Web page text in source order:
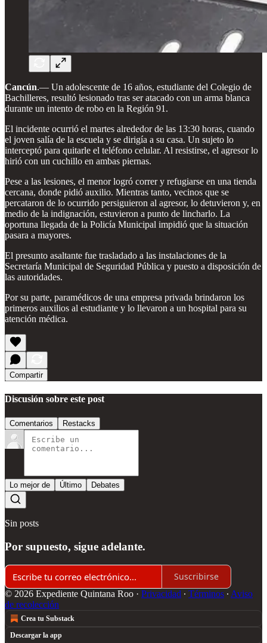
Cancún.— Un adolescente de 16 años, estudiante del Colegio de
Bachilleres, resultó lesionado tras ser atacado con un arma blanca
durante un intento de robo en la Región 91.
El incidente ocurrió el martes alrededor de las 13:30 horas, cuando
el joven salía de la escuela y se dirigía a su casa. Un sujeto lo
interceptó para quitarle el teléfono celular. Al resistirse, el agresor lo
hirió con un cuchillo en ambas piernas.
Pese a las lesiones, el menor logró correr y refugiarse en una tienda
cercana, donde pidió auxilio. Mientras tanto, vecinos que se
percataron de lo ocurrido persiguieron al agresor, lo detuvieron y, en
medio de la indignación, estuvieron a punto de lincharlo. La
oportuna llegada de la Policía Municipal impidió que la situación
pasara a mayores.
El presunto asaltante fue trasladado a las instalaciones de la
Secretaría Municipal de Seguridad Pública y puesto a disposición de
las autoridades.
Por su parte, paramédicos de una empresa privada brindaron los
primeros auxilios al estudiante y lo llevaron a un hospital para su
atención médica.
Compartir
Discusión sobre este post
Comentarios Restacks
Lo mejor de Último Debates
Sin posts
Por supuesto, sigue adelante.
Suscribirse
© 2026 Expediente Quintana Roo · Privacidad ∙ Términos ∙ Aviso
de recolección
Crea tu Substack
Descargar la app